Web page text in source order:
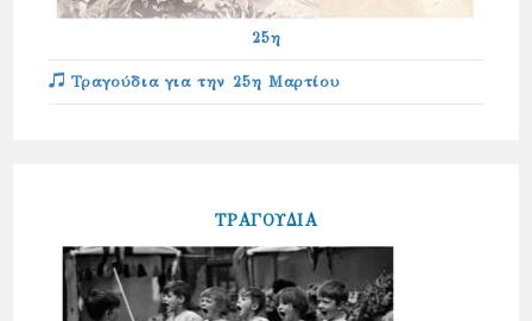
25η
Τραγούδια για την 25η Μαρτίου
ΤΡΑΓΟΥΔΙΑ